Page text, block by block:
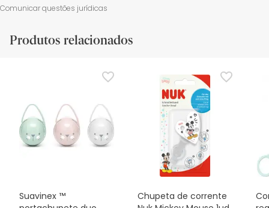
Comunicar questões jurídicas
Produtos relacionados
Suavinex ™
Chupeta de corrente